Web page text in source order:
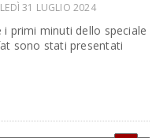
31 LUGLIO 2024
primi minuti dello speciale
sono stati presentati